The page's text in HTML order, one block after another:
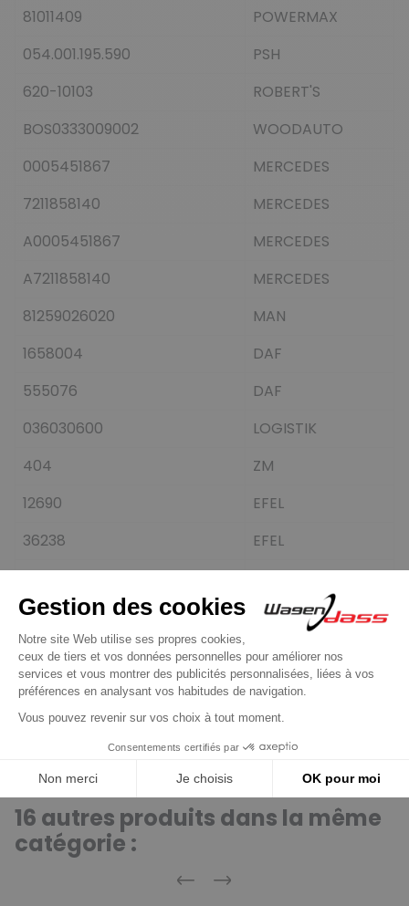
81011409
POWERMAX
054.001.195.590
PSH
620-10103
ROBERT'S
BOS0333009002
WOODAUTO
0005451867
MERCEDES
7211858140
MERCEDES
A0005451867
MERCEDES
A7211858140
MERCEDES
81259026020
MAN
1658004
DAF
555076
DAF
036030600
LOGISTIK
404
ZM
12690
EFEL
36238
EFEL
EF0012690
EFEL
46321
MEAT & DORIA
CQ2030729
CQ
UD806937(BOSCH)SS
AS-PL
SOL1044
ELECTROLOG
16 autres produits dans la même
catégorie :
Précédent
Suivant